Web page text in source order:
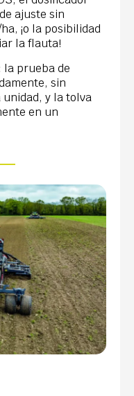
ajuste sin
¡o la posibilidad
la flauta!
la prueba de
sin
unidad, y la tolva
en un